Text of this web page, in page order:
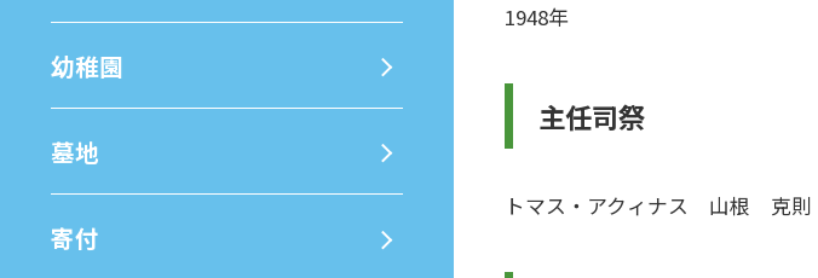
1948年
主任司祭
トマス・アクィナス 山根 克
幼稚園
墓地
寄付